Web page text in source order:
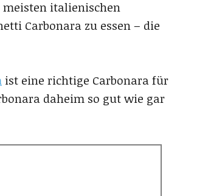
meisten italienischen
Carbonara zu essen – die
ist eine richtige Carbonara für
daheim so gut wie gar